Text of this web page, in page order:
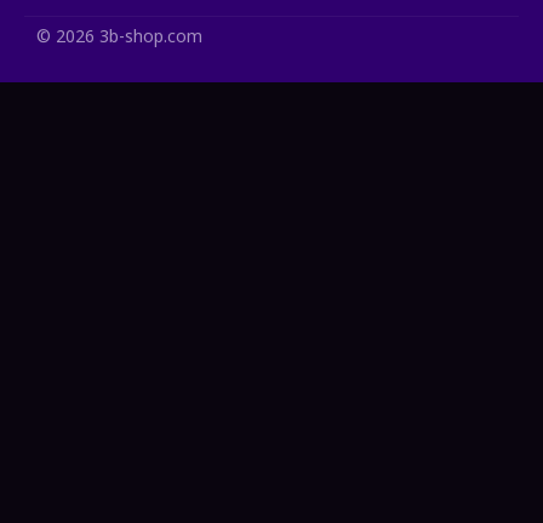
Healing
Heist (7)
© 2026 3b-shop.com